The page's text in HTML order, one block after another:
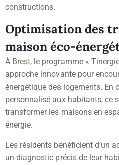
constructions.
Optimisation des
maison éco-
À Brest, le programme «
approche innovante pour
énergétique des logements. En
personnalisé aux habitants, ce
transformer les maisons en
énergie.
Les résidents bénéficient d’un
un diagnostic précis de leur